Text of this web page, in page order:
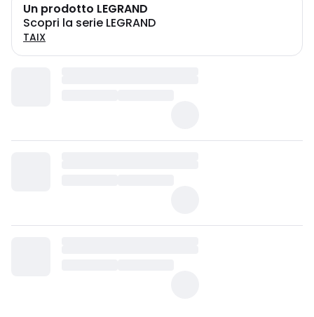
Un prodotto LEGRAND
Scopri la serie LEGRAND
TAIX